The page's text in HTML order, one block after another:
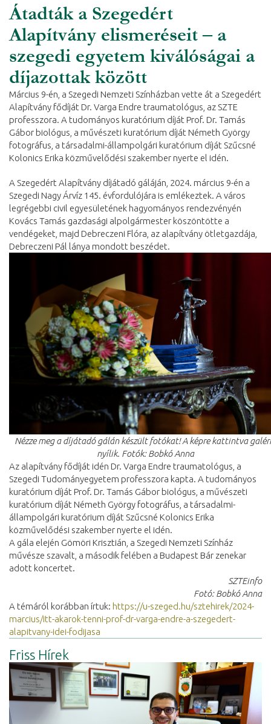
Átadták a Szegedért
Alapítvány elismeréseit – a
szegedi egyetem kiválóságai a
díjazottak között
Március 9-én, a Szegedi Nemzeti Színházban vette át a Szegedért
Alapítvány fődíját Dr. Varga Endre traumatológus, az SZTE
professzora. A tudományos kuratórium díját Prof. Dr. Tamás
Gábor biológus, a művészeti kuratórium díját Németh György
fotográfus, a társadalmi-állampolgári kuratórium díját Szűcsné
Kolonics Erika közművelődési szakember nyerte el idén.
A Szegedért Alapítvány díjátadó gáláján, 2024. március 9-én a
Szegedi Nagy Árvíz 145. évfordulójára is emlékeztek. A város
legrégebbi civil egyesületének hagyományos rendezvényén
Kovács Tamás gazdasági alpolgármester köszöntötte a
vendégeket, majd Debreczeni Flóra, az alapítvány ötletgazdája,
Debreczeni Pál lánya mondott beszédet.
Nézze meg a díjátadó gálán készült fotókat! A képre kattintva
nyílik. Fotók: Bobkó Anna
Az alapítvány fődíját idén Dr. Varga Endre traumatológus, a
Szegedi Tudományegyetem professzora kapta. A tudományos
kuratórium díját Prof. Dr. Tamás Gábor biológus, a művészeti
kuratórium díját Németh György fotográfus, a társadalmi-
állampolgári kuratórium díját Szűcsné Kolonics Erika
közművelődési szakember nyerte el idén.
A gála elején Gömöri Krisztián, a Szegedi Nemzeti Színház
művésze szavalt, a második felében a Budapest Bár zenekar
adott koncertet.
SZTEinfo
Fotó: Bobkó Anna
A témáról korábban írtuk: https://u-szeged.hu/sztehirek/2024-
marcius/itt-akarok-tenni-prof-dr-varga-endre-a-szegedert-
alapitvany-idei-fodijasa
Friss Hírek